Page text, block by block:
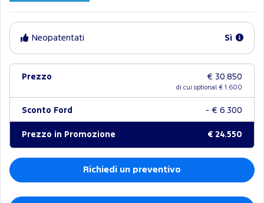
Neopatentati Sì
Prezzo € 30.850
di cui optional € 1.600
Sconto Ford - € 6.300
Prezzo in Promozione € 24.550
Richiedi un preventivo